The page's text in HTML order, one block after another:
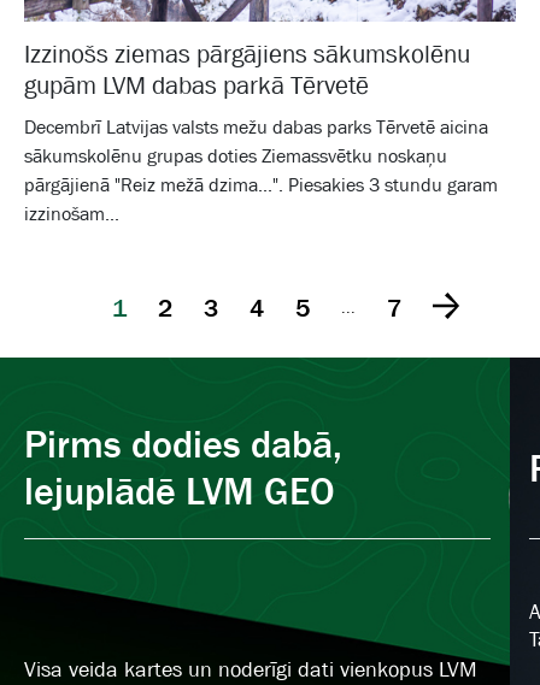
Izzinošs ziemas pārgājiens sākumskolēnu
gupām LVM dabas parkā Tērvetē
Decembrī Latvijas valsts mežu dabas parks Tērvetē aicina
sākumskolēnu grupas doties Ziemassvētku noskaņu
pārgājienā "Reiz mežā dzima...". Piesakies 3 stundu garam
izzinošam...
1 2 3 4 5 7
Pirms dodies dabā,
lejuplādē LVM GEO
Visa veida kartes un noderīgi dati vienkopus LVM